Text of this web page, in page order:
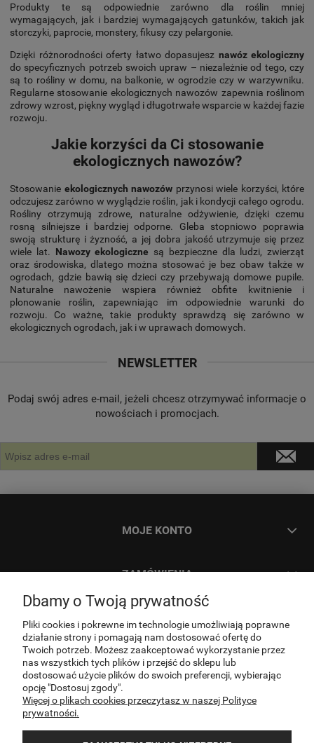
Produkty te są odpowiednie zarówno dla roślin mniej
wymagających, jak i bardziej wymagających gatunków, takich jak
storczyki, paprocie, monstery, fikusy czy pelargonie.
Dzięki różnorodności oferty łatwo dopasujesz nawóz ekologiczny
do specyficznych potrzeb swoich upraw – niezależnie od tego, czy
są to rośliny w domu, na balkonie, w ogrodzie czy w warzywniku.
Regularne stosowanie ekologicznych nawozów zapewnia roślinom
zdrowy wzrost, piękny wygląd i długotrwałe wsparcie w każdej fazie
rozwoju.
Jakie korzyści da Ci stosowanie
ekologicznych nawozów?
Stosowanie ekologicznych nawozów przynosi wiele korzyści, które
odczujesz zarówno w wyglądzie roślin, jak i kondycji całego ogrodu.
Rośliny otrzymują zdrowe, naturalne odżywienie, dzięki czemu
rosną silniejsze i bardziej odporne. Gleba stopniowo poprawia
swoją strukturę i żyzność, a jej dobra jakość utrzymuje się przez
wiele lat. Nawozy ekologiczne są bezpieczne dla ludzi, zwierząt
oraz środowiska, dlatego można stosować je bez obaw także w
ogrodach, gdzie bawią się dzieci czy przebywają domowe pupile.
Naturalne nawożenie wspiera również obfite kwitnienie i
plonowanie roślin, zapewniając im odpowiednie warunki do
rozwoju. Co ważne, takie produkty sprawdzą się zarówno w
ekologicznych ogrodach, jak i w uprawach domowych.
NEWSLETTER
Podaj swój adres e-mail, jeżeli chcesz otrzymywać informacje o
nowościach i promocjach.
MOJE KONTO
ZAMÓWIENIA
O NAS
KONTAKT
Dbamy o Twoją prywatność
Pliki cookies i pokrewne im technologie umożliwiają poprawne
działanie strony i pomagają nam dostosować ofertę do
Twoich potrzeb. Możesz zaakceptować wykorzystanie przez
nas wszystkich tych plików i przejść do sklepu lub
dostosować użycie plików do swoich preferencji, wybierając
opcję "Dostosuj zgody".
Więcej o plikach cookies przeczytasz w naszej Polityce
prywatności.